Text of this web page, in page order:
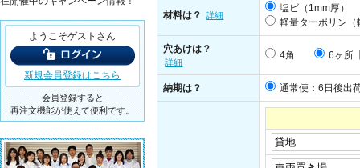
材料は？ 詳細
塩ビ（1mm厚）
軽量ターポリン（
穴あけは？
詳細
4角 6ヶ所
納期は？ 通常便：6日後出
ようこそゲストさん
新規会員登録はこちら
会員登録すると
再注文機能が使えて便利です。